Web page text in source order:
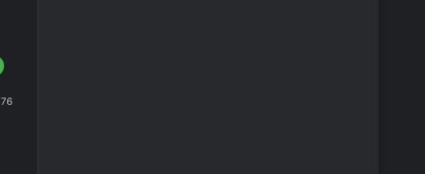
76